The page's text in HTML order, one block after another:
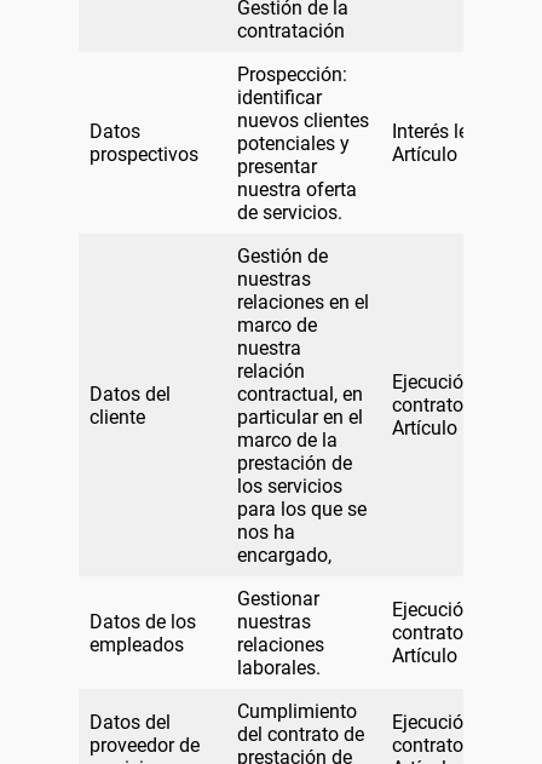
Gestión de la
contratación
Datos
prospectivos
Prospección:
identificar
nuevos clientes
potenciales y
presentar
nuestra oferta
de servicios.
Interés
Artículo 6.1(f)].
Datos del
cliente
Gestión de
nuestras
relaciones en el
marco de
nuestra
relación
contractual, en
particular en el
marco de la
prestación de
los servicios
para los que se
nos ha
encargado,
Ejecución del
contratoGDPR,
Artículo 6.1.b)
Datos de los
empleados
Gestionar
nuestras
relaciones
laborales.
Ejecución del
contratoGDPR,
Artículo 6.1(b)].
Datos del
proveedor de
Cumplimiento
del contrato de
prestación de
Ejecución del
contratoGDPR,